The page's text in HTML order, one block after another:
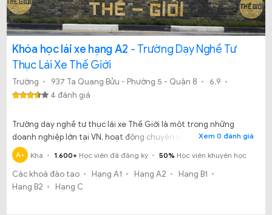
Khóa học lái xe hạng A2 - Trường Dạy Nghề Tư
Thục Lái Xe Thế Giới
Trường 937 Tạ Quang Bửu - Phường 5 - Quận 8
6.9
4 đánh giá
Trường day nghề tư thục lái xe Thế Giới là một trong những
doanh nghiệp lớn tại VN, hoạt động chuyên về lĩnh vực Đào Tạo
và Sát Hạch thi GPLX hạng A, B, C.
Xem 0 đánh giá
A+ Khá 1.600+ Học viên đã đăng ký 50% Học viên khuyên học
Các khoá đào tạo Hạng A1 Hạng A2
Hạng B1
Hạng B2
Hạng C